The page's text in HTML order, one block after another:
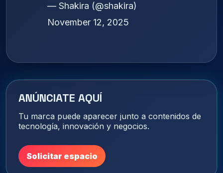
— Shakira (@shakira)
November 12, 2025
ANÚNCIATE AQUÍ
Tu marca puede aparecer junto a contenidos de
tecnología, innovación y negocios.
Solicitar espacio